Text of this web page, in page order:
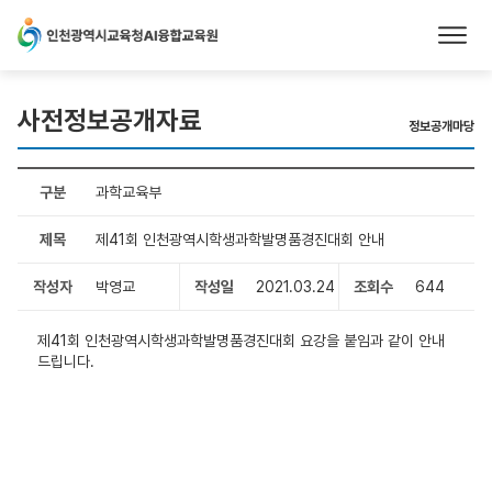
본문 바로가기
사전정보공개자료 정보공개마당
구분 과학교육부
제목 제41회 인천광역시학생과학발명품경진대회 안내
작성자 박영교 작성일 2021.03.24 조회수 644
제41회 인천광역시학생과학발명품경진대회 요강을 붙임과 같이 안내
드립니다.